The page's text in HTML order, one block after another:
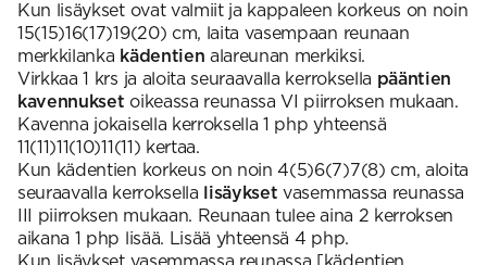
Kun lisäykset ovat valmiit ja kappaleen korkeus on noin
15(15)16(17)19(20) cm, laita vasempaan reunaan
merkkilanka kädentien alareunan merkiksi.
Virkkaa 1 krs ja aloita seuraavalla kerroksella pääntien
kavennukset oikeassa reunassa VI piirroksen mukaan.
Kavenna jokaisella kerroksella 1 php yhteensä
11(11)11(10)11(11) kertaa.
Kun kädentien korkeus on noin 4(5)6(7)7(8) cm, aloita
seuraavalla kerroksella lisäykset vasemmassa reunassa
III piirroksen mukaan. Reunaan tulee aina 2 kerroksen
aikana 1 php lisää. Lisää yhteensä 4 php.